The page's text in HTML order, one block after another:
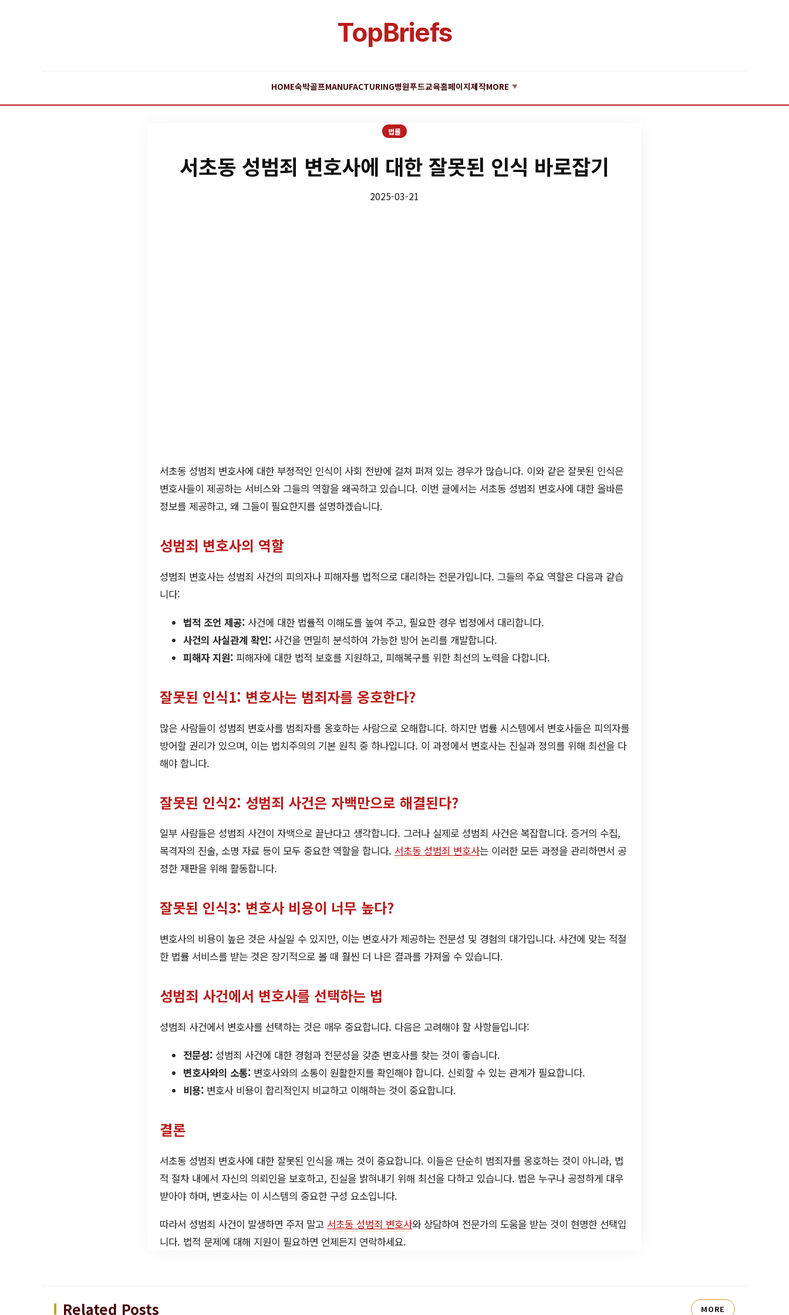
TopBriefs
HOME숙박골프MANUFACTURING병원푸드교육홈페이지제작MORE ▼
법률
서초동 성범죄 변호사에 대한 잘못된 인식 바로잡기
2025-03-21
서초동 성범죄 변호사에 대한 부정적인 인식이 사회 전반에 걸쳐 퍼져 있는 경우가 많습니다. 이와 같은 잘못된 인식은
변호사들이 제공하는 서비스와 그들의 역할을 왜곡하고 있습니다. 이번 글에서는 서초동 성범죄 변호사에 대한 올바른
정보를 제공하고, 왜 그들이 필요한지를 설명하겠습니다.
성범죄 변호사의 역할
성범죄 변호사는 성범죄 사건의 피의자나 피해자를 법적으로 대리하는 전문가입니다. 그들의 주요 역할은 다음과 같습
니다:
법적 조언 제공: 사건에 대한 법률적 이해도를 높여 주고, 필요한 경우 법정에서 대리합니다.
사건의 사실관계 확인: 사건을 면밀히 분석하여 가능한 방어 논리를 개발합니다.
피해자 지원: 피해자에 대한 법적 보호를 지원하고, 피해복구를 위한 최선의 노력을 다합니다.
잘못된 인식1: 변호사는 범죄자를 옹호한다?
많은 사람들이 성범죄 변호사를 범죄자를 옹호하는 사람으로 오해합니다. 하지만 법률 시스템에서 변호사들은 피의자를
방어할 권리가 있으며, 이는 법치주의의 기본 원칙 중 하나입니다. 이 과정에서 변호사는 진실과 정의를 위해 최선을 다
해야 합니다.
잘못된 인식2: 성범죄 사건은 자백만으로 해결된다?
일부 사람들은 성범죄 사건이 자백으로 끝난다고 생각합니다. 그러나 실제로 성범죄 사건은 복잡합니다. 증거의 수집,
목격자의 진술, 소명 자료 등이 모두 중요한 역할을 합니다. 서초동 성범죄 변호사는 이러한 모든 과정을 관리하면서 공
정한 재판을 위해 활동합니다.
잘못된 인식3: 변호사 비용이 너무 높다?
변호사의 비용이 높은 것은 사실일 수 있지만, 이는 변호사가 제공하는 전문성 및 경험의 대가입니다. 사건에 맞는 적절
한 법률 서비스를 받는 것은 장기적으로 볼 때 훨씬 더 나은 결과를 가져올 수 있습니다.
성범죄 사건에서 변호사를 선택하는 법
성범죄 사건에서 변호사를 선택하는 것은 매우 중요합니다. 다음은 고려해야 할 사항들입니다:
전문성: 성범죄 사건에 대한 경험과 전문성을 갖춘 변호사를 찾는 것이 좋습니다.
변호사와의 소통: 변호사와의 소통이 원활한지를 확인해야 합니다. 신뢰할 수 있는 관계가 필요합니다.
비용: 변호사 비용이 합리적인지 비교하고 이해하는 것이 중요합니다.
결론
서초동 성범죄 변호사에 대한 잘못된 인식을 깨는 것이 중요합니다. 이들은 단순히 범죄자를 옹호하는 것이 아니라, 법
적 절차 내에서 자신의 의뢰인을 보호하고, 진실을 밝혀내기 위해 최선을 다하고 있습니다. 법은 누구나 공정하게 대우
받아야 하며, 변호사는 이 시스템의 중요한 구성 요소입니다.
따라서 성범죄 사건이 발생하면 주저 말고 서초동 성범죄 변호사와 상담하여 전문가의 도움을 받는 것이 현명한 선택입
니다. 법적 문제에 대해 지원이 필요하면 언제든지 연락하세요.
Related Posts MORE